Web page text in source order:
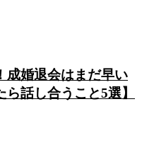
成婚退会はまだ早い
話し合うこと5選】